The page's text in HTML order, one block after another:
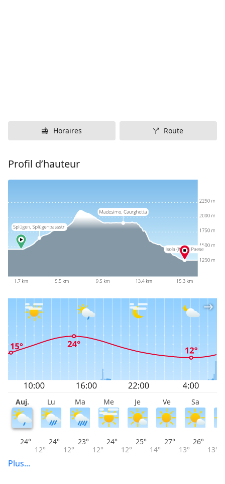
Horaires Route
Profil d’hauteur
Auj. Lu Ma Me Je Ve Sa
24°
12°
24°
12°
23°
12°
24°
12°
25°
14°
27°
13°
26°
13°
Plus...